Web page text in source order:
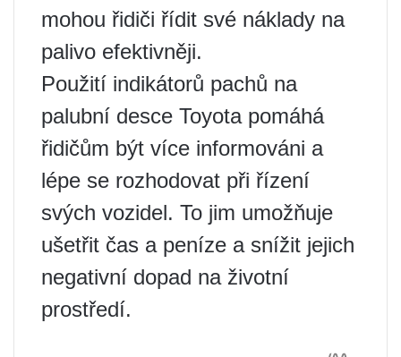
mohou řidiči řídit své náklady na
palivo efektivněji.
Použití indikátorů pachů na
palubní desce Toyota pomáhá
řidičům být více informováni a
lépe se rozhodovat při řízení
svých vozidel. To jim umožňuje
ušetřit čas a peníze a snížit jejich
negativní dopad na životní
prostředí.